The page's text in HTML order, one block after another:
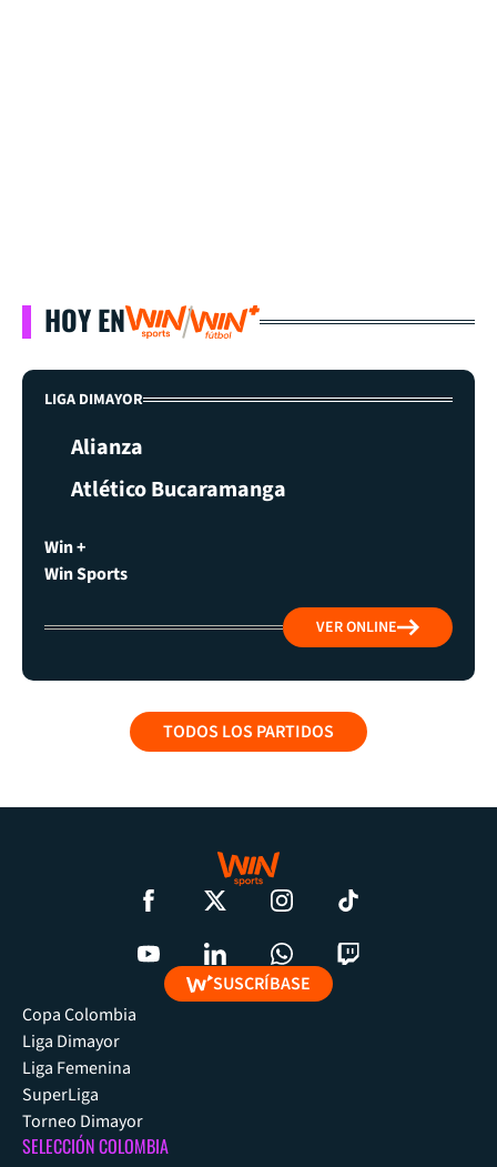
HOY EN
LIGA DIMAYOR
Alianza
Atlético Bucaramanga
Win +
Win Sports
VER ONLINE
TODOS LOS PARTIDOS
SUSCRÍBASE
Copa Colombia
Liga Dimayor
Liga Femenina
SuperLiga
Torneo Dimayor
SELECCIÓN COLOMBIA